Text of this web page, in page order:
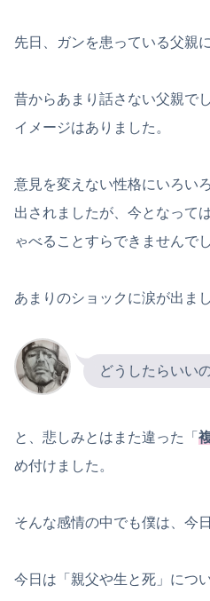
先日、ガンを患っている父親
昔からあまり話さない父親でし
イメージはありました。
意見を変えない性格にいろい
出されましたが、今となって
ゃべることすらできませんでし
あまりのショックに涙が出まし
どうしたらいい
と、悲しみとはまた違った「
め付けました。
そんな感情の中でも僕は、今
今日は「親父や生と死」につ